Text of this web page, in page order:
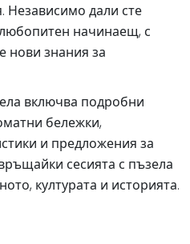
Независимо дали сте
начинаещ, с
нови знания за
включва подробни
бележки,
и предложения за
сесията с пъзела
културата и историята.